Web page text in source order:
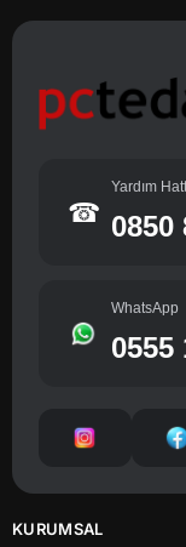
☎
Yardım
0850
WhatsApp
0555
KURUMSAL